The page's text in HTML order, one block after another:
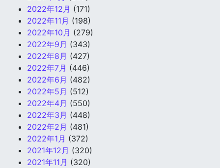
2022年12月 (171)
2022年11月 (198)
2022年10月 (279)
2022年9月 (343)
2022年8月 (427)
2022年7月 (446)
2022年6月 (482)
2022年5月 (512)
2022年4月 (550)
2022年3月 (448)
2022年2月 (481)
2022年1月 (372)
2021年12月 (320)
2021年11月 (320)